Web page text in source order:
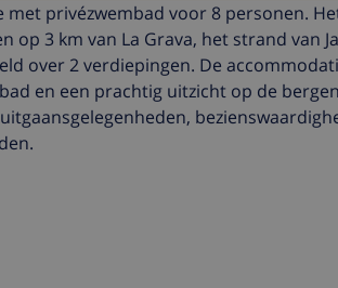
privézwembad voor 8 personen.
3 km van La Grava, het strand van
over 2 verdiepingen. De
en een prachtig uitzicht op de